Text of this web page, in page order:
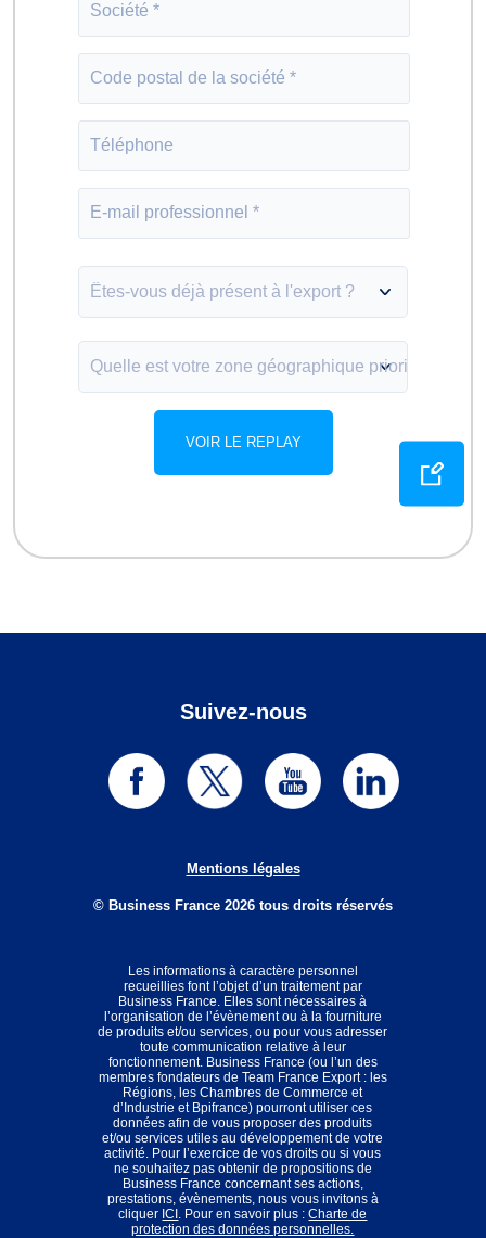
Suivez-nous
Mentions légales
© Business France 2026 tous droits réservés
Les informations à caractère personnel
recueillies font l’objet d’un traitement par
Business France. Elles sont nécessaires à
l’organisation de l’évènement ou à la fourniture
de produits et/ou services, ou pour vous adresser
toute communication relative à leur
fonctionnement. Business France (ou l’un des
membres fondateurs de Team France Export : les
Régions, les Chambres de Commerce et
d’Industrie et Bpifrance) pourront utiliser ces
données afin de vous proposer des produits
et/ou services utiles au développement de votre
activité. Pour l’exercice de vos droits ou si vous
ne souhaitez pas obtenir de propositions de
Business France concernant ses actions,
prestations, évènements, nous vous invitons à
cliquer ICI. Pour en savoir plus :Charte de
protection des données personnelles.